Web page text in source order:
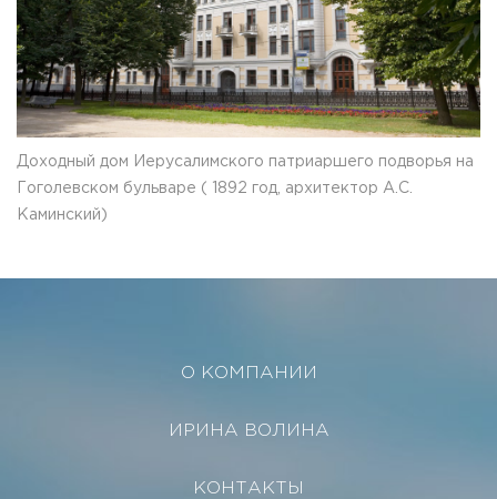
Доходный дом Иерусалимского патриаршего подворья на
Гоголевском бульваре ( 1892 год, архитектор А.С.
Каминский)
О КОМПАНИИ
ИРИНА ВОЛИНА
КОНТАКТЫ